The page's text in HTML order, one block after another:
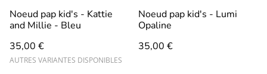
Noeud pap kid's - Kattie
and Millie - Bleu
35,00 €
AUTRES VARIANTES DISPONIBLES
Noeud pap kid's - Lumi
Opaline
35,00 €